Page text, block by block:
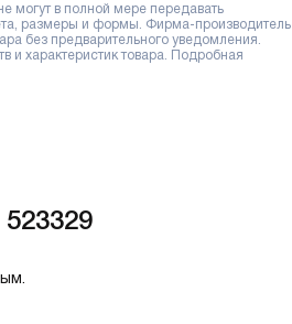
могут в полной мере передавать
размеры и формы. Фирма-производитель
без предварительного уведомления.
и характеристик товара. Подробная